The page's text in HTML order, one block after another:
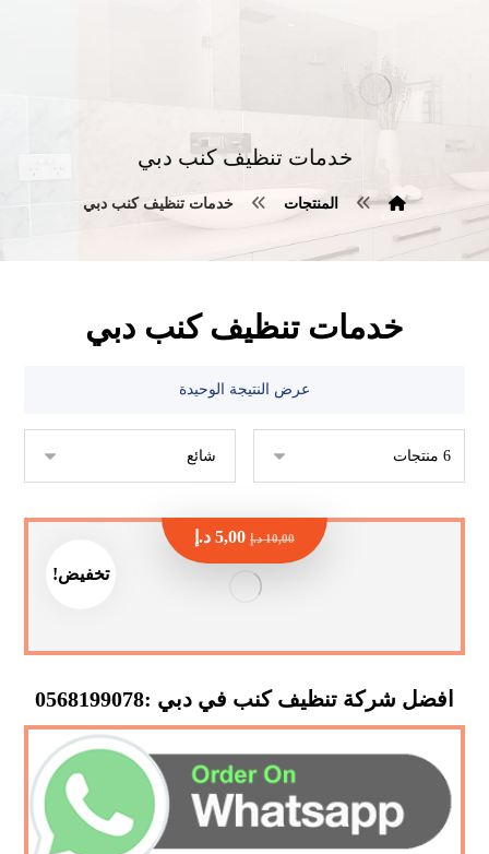
خدمات تنظيف كنب دبي
المنتجات خدمات تنظيف كنب دبي
خدمات تنظيف كنب دبي
عرض النتيجة الوحيدة
تخفيض!
افضل شركة تنظيف كنب في دبي :0568199078
10,00 د.إ 5,00 د.إ